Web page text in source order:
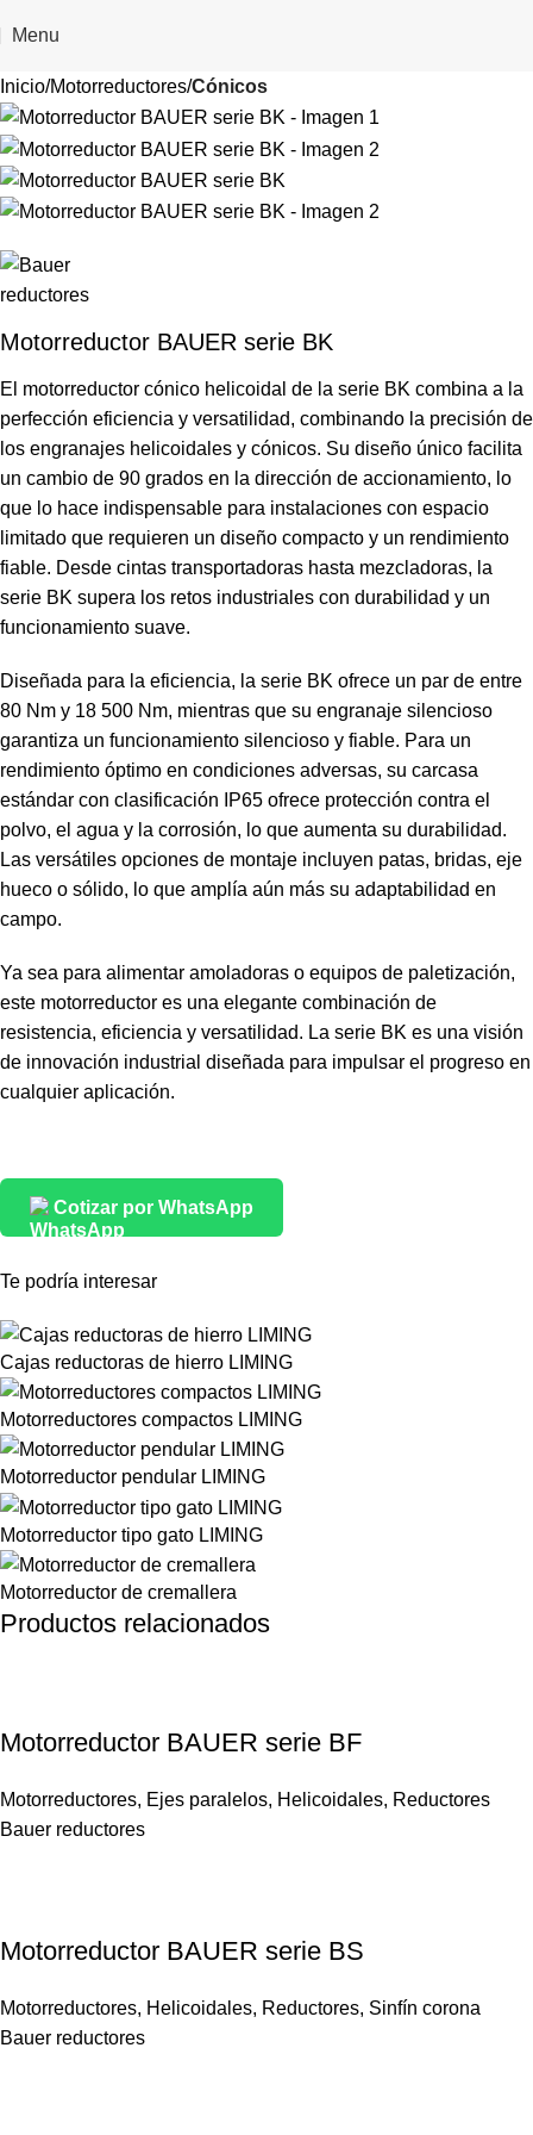
Menu
Inicio Motorreductores Cónicos
Motorreductor BAUER serie BK
El motorreductor cónico helicoidal de la serie BK combina a la
perfección eficiencia y versatilidad, combinando la precisión de
los engranajes helicoidales y cónicos. Su diseño único facilita
un cambio de 90 grados en la dirección de accionamiento, lo
que lo hace indispensable para instalaciones con espacio
limitado que requieren un diseño compacto y un rendimiento
fiable. Desde cintas transportadoras hasta mezcladoras, la
serie BK supera los retos industriales con durabilidad y un
funcionamiento suave.
Diseñada para la eficiencia, la serie BK ofrece un par de entre
80 Nm y 18 500 Nm, mientras que su engranaje silencioso
garantiza un funcionamiento silencioso y fiable. Para un
rendimiento óptimo en condiciones adversas, su carcasa
estándar con clasificación IP65 ofrece protección contra el
polvo, el agua y la corrosión, lo que aumenta su durabilidad.
Las versátiles opciones de montaje incluyen patas, bridas, eje
hueco o sólido, lo que amplía aún más su adaptabilidad en
campo.
Ya sea para alimentar amoladoras o equipos de paletización,
este motorreductor es una elegante combinación de
resistencia, eficiencia y versatilidad. La serie BK es una visión
de innovación industrial diseñada para impulsar el progreso en
cualquier aplicación.
Cotizar por WhatsApp
Te podría interesar
Cajas reductoras de hierro LIMING
Motorreductores compactos LIMING
Motorreductor pendular LIMING
Motorreductor tipo gato LIMING
Motorreductor de cremallera
Productos relacionados
Motorreductor BAUER serie BF
Motorreductores, Ejes paralelos, Helicoidales, Reductores
Bauer reductores
Motorreductor BAUER serie BS
Motorreductores, Helicoidales, Reductores, Sinfín corona
Bauer reductores